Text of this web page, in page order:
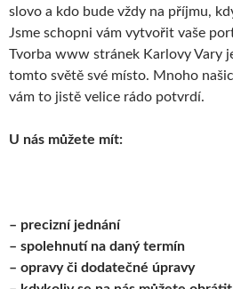
slovo a kdo bude vždy na příjmu,
Jsme schopni vám vytvořit vaše
Tvorba www stránek Karlovy Vary
tomto světě své místo. Mnoho
vám to jistě velice rádo potvrdí.
U nás můžete mít:
– precizní jednání
– spolehnutí na daný termín
– opravy či dodatečné úpravy